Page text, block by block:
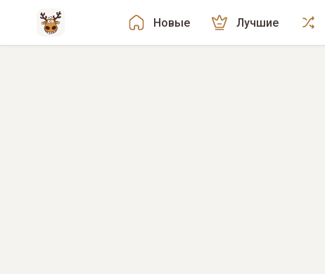
Новые Лучшие